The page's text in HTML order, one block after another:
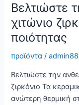
Βελτιώστε
χιτώνιο
ποιότητας
προϊόντα /admin88
Βελτιώστε την
ζιρκόνιο Τα
ανώτερη θερμική